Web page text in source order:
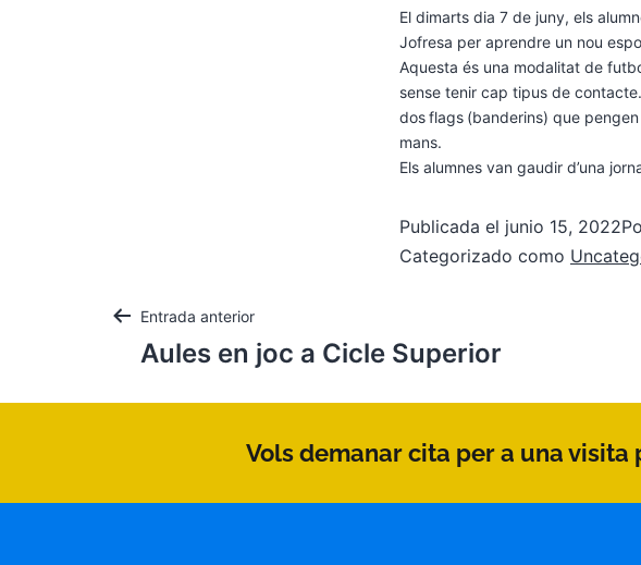
El dimarts dia 7 de juny, els
Jofresa per aprendre un nou
Aquesta és una modalitat de
sense tenir cap tipus de
dos flags (banderins) que
mans.
Els alumnes van gaudir d’una
Publicada el junio 15, 2022
Categorizado como
Entrada anterior
Aules en joc a Cicle Superior
Vols demanar cita per a una visita